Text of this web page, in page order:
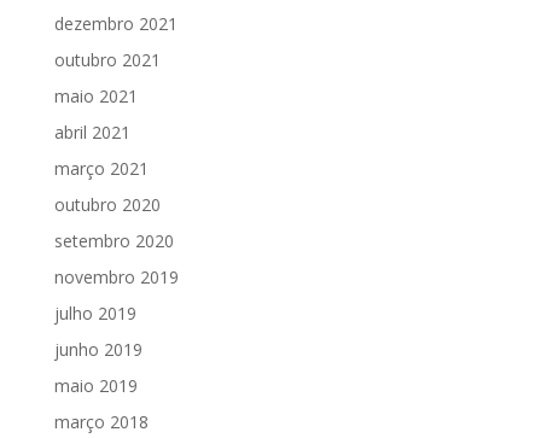
dezembro 2021
outubro 2021
maio 2021
abril 2021
março 2021
outubro 2020
setembro 2020
novembro 2019
julho 2019
junho 2019
maio 2019
março 2018